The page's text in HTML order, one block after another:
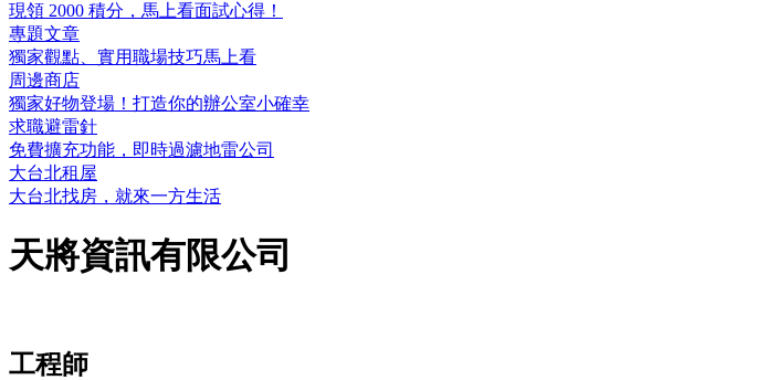
現領 2000 積分，馬上看面試心得！
專題文章
獨家觀點、實用職場技巧馬上看
周邊商店
獨家好物登場！打造你的辦公室小確幸
求職避雷針
免費擴充功能，即時過濾地雷公司
大台北租屋
大台北找房，就來一方生活
天將資訊有限公司
工程師